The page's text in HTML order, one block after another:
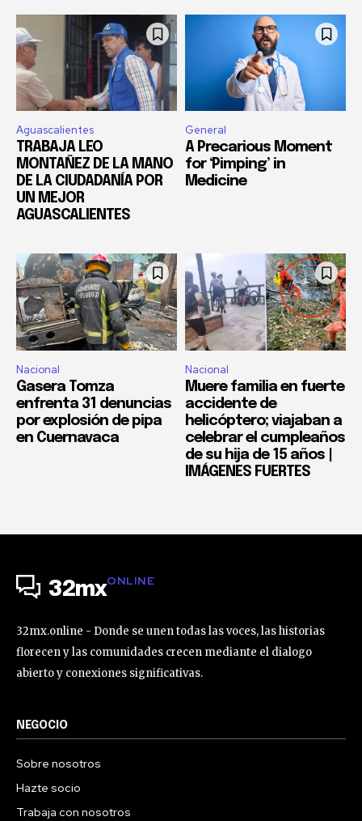
Aguascalientes
TRABAJA LEO
MONTAÑEZ DE LA MANO
DE LA CIUDADANÍA POR
UN MEJOR
AGUASCALIENTES
General
A Precarious Moment
for ‘Pimping’ in
Medicine
Nacional
Gasera Tomza
enfrenta 31 denuncias
por explosión de pipa
en Cuernavaca
Nacional
Muere familia en fuerte
accidente de
helicóptero; viajaban a
celebrar el cumpleaños
de su hija de 15 años |
IMÁGENES FUERTES
32mxONLINE
32mx.online - Donde se unen todas las voces, las historias
florecen y las comunidades crecen mediante el dialogo
abierto y conexiones significativas.
NEGOCIO
Sobre nosotros
Hazte socio
Trabaja con nosotros